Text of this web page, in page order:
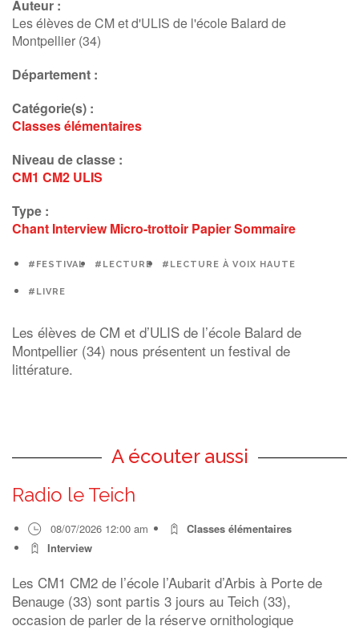
Auteur :
Les élèves de CM et d'ULIS de l'école Balard de
Montpellier (34)
Département :
Catégorie(s) :
Classes élémentaires
Niveau de classe :
CM1 CM2 ULIS
Type :
Chant Interview Micro-trottoir PapierSommaire
#FESTIVAL #LECTURE #LECTURE À VOIX HAUTE
#LIVRE
Les élèves de CM et d’ULIS de l’école Balard de
Montpellier (34) nous présentent un festival de
littérature.
A écouter aussi
Radio le Teich
08/07/2026 12:00 am
Classes élémentaires
Interview
Les CM1 CM2 de l’école l’Aubarit d’Arbis à Porte de
Benauge (33) sont partis 3 jours au Teich (33),
occasion de parler de la réserve ornithologique